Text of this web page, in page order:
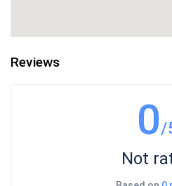
Reviews
0/
Not